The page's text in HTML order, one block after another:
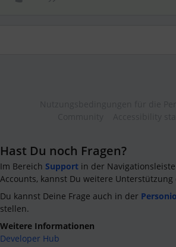
Hast Du noch Fragen?
Im Bereich Support in der
Accounts, kannst Du weitere Unterstützung
Du kannst Deine Frage auch in der
stellen.
Weitere Informationen
Developer Hub